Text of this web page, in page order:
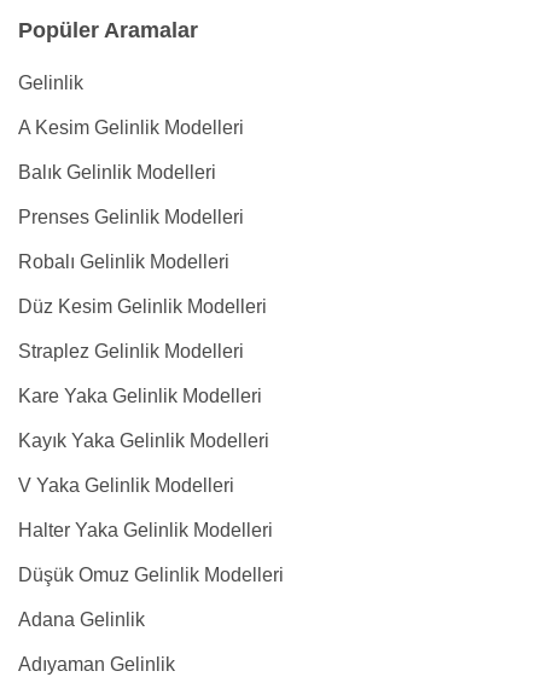
Popüler Aramalar
Gelinlik
A Kesim Gelinlik Modelleri
Balık Gelinlik Modelleri
Prenses Gelinlik Modelleri
Robalı Gelinlik Modelleri
Düz Kesim Gelinlik Modelleri
Straplez Gelinlik Modelleri
Kare Yaka Gelinlik Modelleri
Kayık Yaka Gelinlik Modelleri
V Yaka Gelinlik Modelleri
Halter Yaka Gelinlik Modelleri
Düşük Omuz Gelinlik Modelleri
Adana Gelinlik
Adıyaman Gelinlik